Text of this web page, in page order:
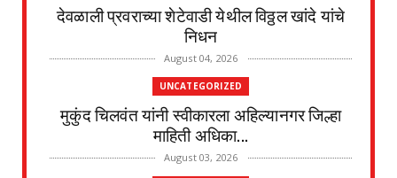
देवळाली प्रवराच्या शेटेवाडी येथील विठ्ठल खांदे यांचे
निधन
August 04, 2026
UNCATEGORIZED
मुकुंद चिलवंत यांनी स्वीकारला अहिल्यानगर जिल्हा
माहिती अधिका...
August 03, 2026